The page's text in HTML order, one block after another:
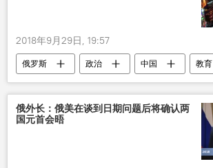
2018年9月29日, 19:57
俄罗斯 政治 中国
教育
展览
俄外长：俄美在谈到日期问题后将确认两
国元首会晤